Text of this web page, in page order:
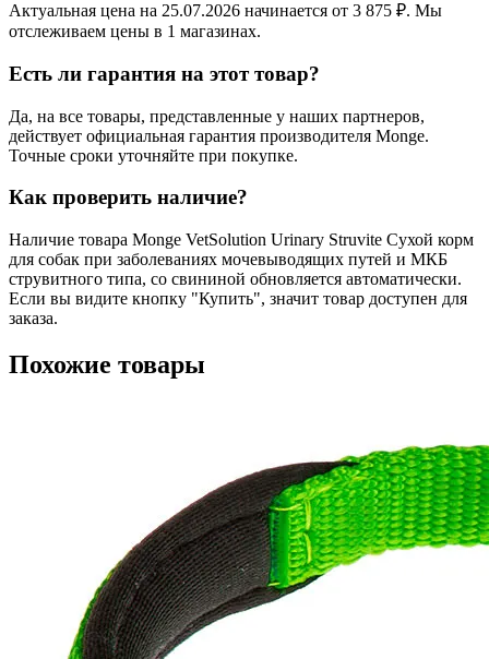
Актуальная цена на 25.07.2026 начинается от 3 875 ₽. Мы
отслеживаем цены в 1 магазинах.
Есть ли гарантия на этот товар?
Да, на все товары, представленные у наших партнеров,
действует официальная гарантия производителя Monge.
Точные сроки уточняйте при покупке.
Как проверить наличие?
Наличие товара Monge VetSolution Urinary Struvite Сухой корм
для собак при заболеваниях мочевыводящих путей и МКБ
струвитного типа, со свининой обновляется автоматически.
Если вы видите кнопку "Купить", значит товар доступен для
заказа.
Похожие товары